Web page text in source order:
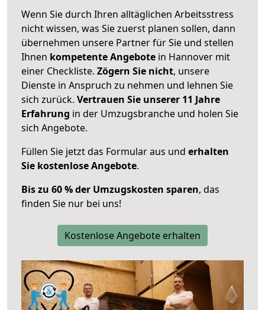
Wenn Sie durch Ihren alltäglichen Arbeitsstress
nicht wissen, was Sie zuerst planen sollen, dann
übernehmen unsere Partner für Sie und stellen
Ihnen kompetente Angebote in Hannover mit
einer Checkliste. Zögern Sie nicht, unsere
Dienste in Anspruch zu nehmen und lehnen Sie
sich zurück. Vertrauen Sie unserer 11 Jahre
Erfahrung in der Umzugsbranche und holen Sie
sich Angebote.
Füllen Sie jetzt das Formular aus und erhalten
Sie kostenlose Angebote.
Bis zu 60 % der Umzugskosten sparen, das
finden Sie nur bei uns!
Kostenlose Angebote erhalten